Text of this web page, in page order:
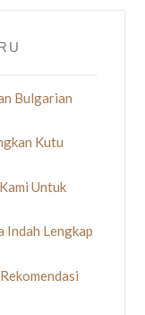
Bulgarian
Kutu
Untuk
Lengkap